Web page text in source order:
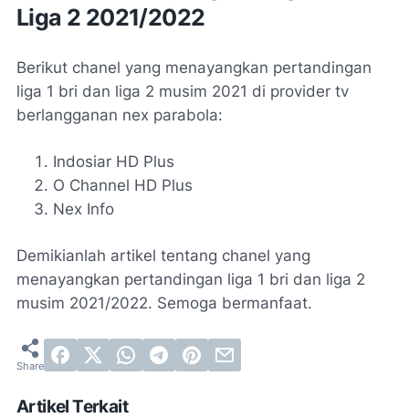
Liga 2 2021/2022
Berikut chanel yang menayangkan pertandingan
liga 1 bri dan liga 2 musim 2021 di provider tv
berlangganan nex parabola:
Indosiar HD Plus
O Channel HD Plus
Nex Info
Demikianlah artikel tentang chanel yang
menayangkan pertandingan liga 1 bri dan liga 2
musim 2021/2022. Semoga bermanfaat.
Artikel Terkait